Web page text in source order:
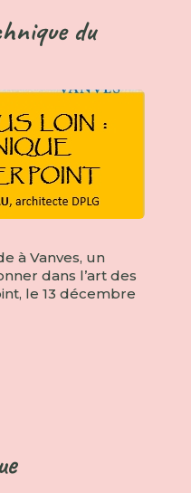
du
à Vanves, un
dans l’art des
le 13 décembre